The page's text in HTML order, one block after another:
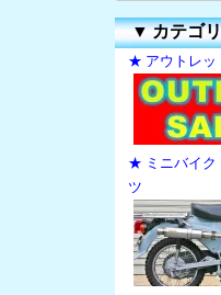
▼カテゴ
★ アウトレッ
★ ミニバイク
ツ